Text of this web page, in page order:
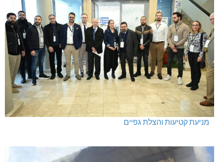
מניעת קטיעות והצלת גפיים